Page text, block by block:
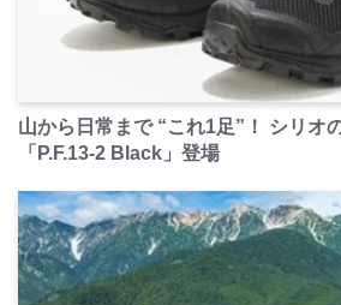
山から日常まで “これ1足”！ シリオ
「P.F.13-2 Black」登場